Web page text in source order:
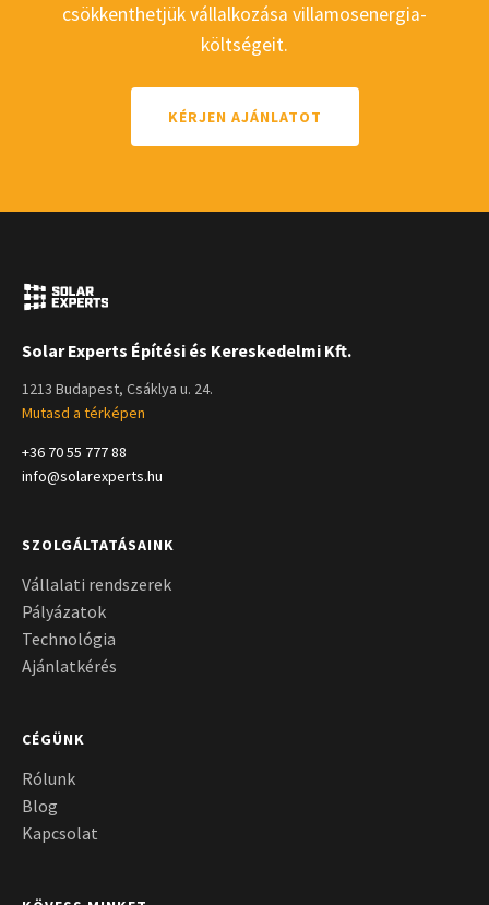
csökkenthetjük vállalkozása villamosenergia-
költségeit.
KÉRJEN AJÁNLATOT
Solar Experts Építési és Kereskedelmi Kft.
1213 Budapest, Csáklya u. 24.
Mutasd a térképen
+36 70 55 777 88
info@solarexperts.hu
SZOLGÁLTATÁSAINK
Vállalati rendszerek
Pályázatok
Technológia
Ajánlatkérés
CÉGÜNK
Rólunk
Blog
Kapcsolat